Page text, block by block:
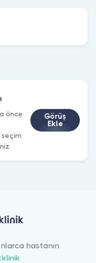
önce
Görüş
Ekle
hastanın